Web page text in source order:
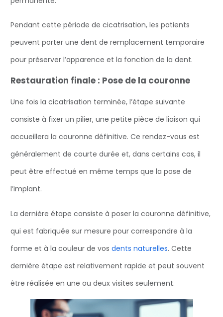
Pendant cette période de cicatrisation, les patients
peuvent porter une dent de remplacement temporaire
pour préserver l’apparence et la fonction de la dent.
Restauration finale : Pose de la couronne
Une fois la cicatrisation terminée, l’étape suivante
consiste à fixer un pilier, une petite pièce de liaison qui
accueillera la couronne définitive. Ce rendez-vous est
généralement de courte durée et, dans certains cas, il
peut être effectué en même temps que la pose de
l’implant.
La dernière étape consiste à poser la couronne définitive,
qui est fabriquée sur mesure pour correspondre à la
forme et à la couleur de vos dents naturelles. Cette
dernière étape est relativement rapide et peut souvent
être réalisée en une ou deux visites seulement.